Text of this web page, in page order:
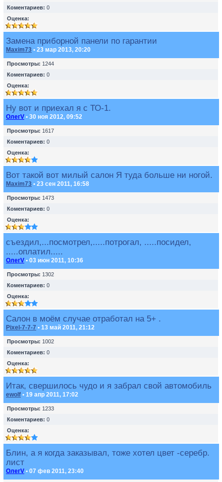
Коментариев: 0
Оценка:
Замена приборной панели по гарантии
Maxim73 • 23 мар 2013, 20:20
Просмотры: 1244
Коментариев: 0
Оценка:
Ну вот и приехал я с ТО-1.
ОлегV • 30 ноя 2012, 09:52
Просмотры: 1617
Коментариев: 0
Оценка:
Вот такой вот милый салон Я туда больше ни ногой.
Maxim73 • 23 сен 2011, 16:58
Просмотры: 1473
Коментариев: 0
Оценка:
съездил,...посмотрел,.....потрогал, .....посидел,
.....оплатил.....
ОлегV • 03 июн 2011, 10:36
Просмотры: 1302
Коментариев: 0
Оценка:
Салон в моём случае отработал на 5+ .
Pixel-7-7-7 • 13 май 2011, 21:12
Просмотры: 1002
Коментариев: 0
Оценка:
Итак, свершилось чудо и я забрал свой автомобиль
ewolf • 19 апр 2011, 17:02
Просмотры: 1233
Коментариев: 0
Оценка:
Блин, а я когда заказывал, тоже хотел цвет -серебр.
лист
ОлегV • 07 фев 2011, 23:40